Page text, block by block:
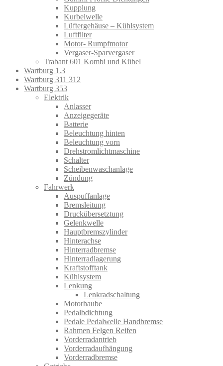
Kupplung
Kurbelwelle
Lüftergehäuse – Kühlsystem
Luftfilter
Motor- Rumpfmotor
Vergaser-Sparvergaser
Trabant 601 Kombi und Kübel
Wartburg 1.3
Wartburg 311 312
Wartburg 353
Elektrik
Anlasser
Anzeigegeräte
Batterie
Beleuchtung hinten
Beleuchtung vorn
Drehstromlichtmaschine
Schalter
Scheibenwaschanlage
Zündung
Fahrwerk
Auspuffanlage
Bremsleitung
Druckübersetztung
Gelenkwelle
Hauptbremszylinder
Hinterachse
Hinterradbremse
Hinterradlagerung
Kraftstofftank
Kühlsystem
Lenkung
Lenkradschaltung
Motorhaube
Pedalbdichtung
Pedale Pedalwelle Handbremse
Rahmen Felgen Reifen
Vorderradantrieb
Vorderradaufhängung
Vorderradbremse